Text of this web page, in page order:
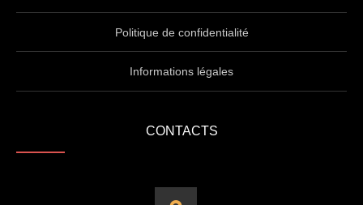
Politique de confidentialité
Informations légales
CONTACTS